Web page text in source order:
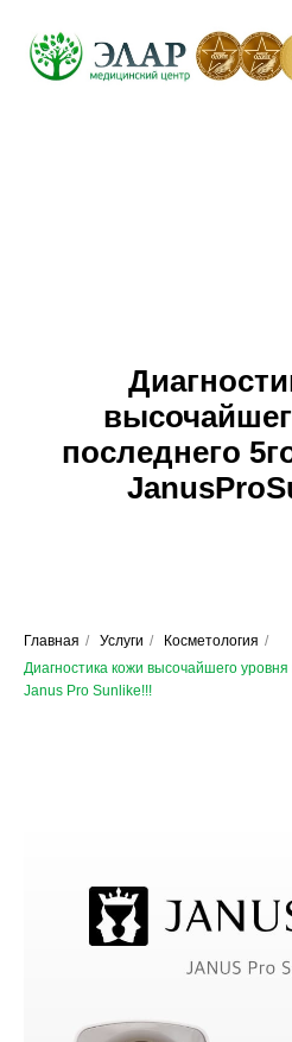
последнего
JanusPro
Главная / Услуги / Косметология /
Диагностика кожи высочайшего
Janus Pro Sunlike!!!